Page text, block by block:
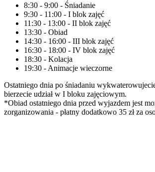
8:30 - 9:00 - Śniadanie
9:30 - 11:00 - I blok zajęć
11:30 - 13:00 - II blok zajęć
13:30 - Obiad
14:30 - 16:00 - III blok zajęć
16:30 - 18:00 - IV blok zajęć
18:30 - Kolacja
19:30 - Animacje wieczorne
Ostatniego dnia po śniadaniu
bierzecie udział w I bloku zajęciowym.
*Obiad ostatniego dnia przed wyjazdem jest
zorganizowania - płatny dodatkowo 35 zł za